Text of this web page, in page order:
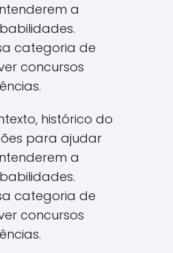
a
categoria de
concursos
histórico do
para ajudar
a
categoria de
concursos